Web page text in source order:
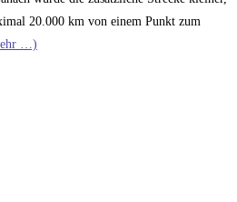
20.000 km von einem Punkt zum
…)